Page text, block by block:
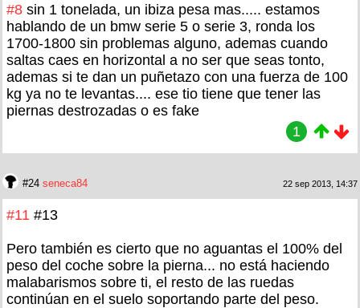
#8 sin 1 tonelada, un ibiza pesa mas..... estamos
hablando de un bmw serie 5 o serie 3, ronda los
1700-1800 sin problemas alguno, ademas cuando
saltas caes en horizontal a no ser que seas tonto,
ademas si te dan un puñetazo con una fuerza de 100
kg ya no te levantas.... ese tio tiene que tener las
piernas destrozadas o es fake
1
#24 seneca84 22 sep 2013, 14:37
#11 #13
Pero también es cierto que no aguantas el 100% del
peso del coche sobre la pierna... no está haciendo
malabarismos sobre ti, el resto de las ruedas
continúan en el suelo soportando parte del peso.